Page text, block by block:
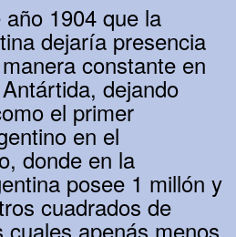
1904 que la
dejaría presencia
constante en
dejando
el primer
en el
donde en la
posee 1 millón y
cuadrados de
apenás menos